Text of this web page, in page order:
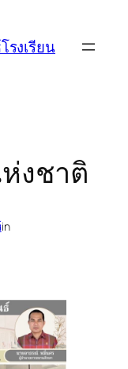
งเรียน
งชาติ
in